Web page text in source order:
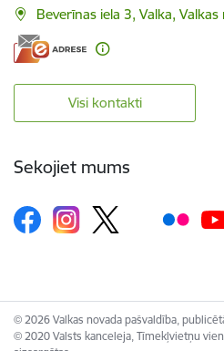
Beverīnas iela 3, Valka, Valkas
Visi kontakti
Sekojiet mums
© 2026 Valkas novada pašvaldība,
© 2020 Valsts kanceleja, Tīmekļvietņu